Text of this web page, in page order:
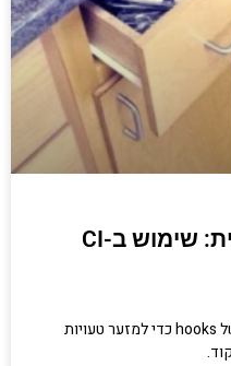
תשתית בינה מלאכותית: שימוש ב-CI
כיצד משתמשים בטכניקה פשוטה של hooks כדי למזער טעויות